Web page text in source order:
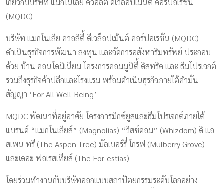
(MQDC)
บริษัท แมกโนเลีย ควอลิตี้ ดีเวล็อปเม้นต์ คอร์ปอเรชั่น (MQDC)
ดำเนินธุรกิจการพัฒนา ลงทุน และจัดการอสังหาริมทรัพย์ ประกอบ
ด้วย บ้าน คอนโดมิเนียม โครงการคอมมูนิตี้ ดิสทริค และ ธีมโปรเจกต์
รวมถึงธุรกิจค้าปลีกและโรงแรม พร้อมดำเนินธุรกิจภายใต้คำมั่น
สัญญา ‘For All Well-Being’
MQDC พัฒนาที่อยู่อาศัย โครงการมิกซ์ยูสและธีมโปรเจกต์ภายใต้
แบรนด์ “แมกโนเลียส์” (Magnolias) “วิสซ์ดอม” (Whizdom) ดิ แอ
สเพน ทรี (The Aspen Tree) มัลเบอร์รี่ โกรฟ (Mulberry Grove)
และเดอะ ฟอเรสเทียส์ (The For-estias)
โดยร่วมทำงานกับบริษัทออกแบบสถาปัตยกรรมระดับโลกอย่าง